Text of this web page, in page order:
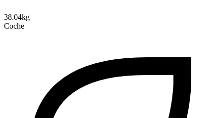
38.04kg
Coche